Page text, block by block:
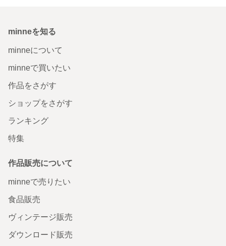
minneを知る
minneについて
minneで買いたい
作品をさがす
ショップをさがす
ランキング
特集
作品販売について
minneで売りたい
食品販売
ヴィンテージ販売
ダウンロード販売